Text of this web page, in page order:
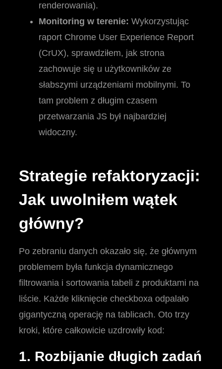
renderowania).
Monitoring w terenie: Wykorzystując
raport Chrome User Experience Report
(CrUX), sprawdziłem, jak strona
zachowuje się u użytkowników ze
słabszymi urządzeniami mobilnymi. To
tam problem z długim czasem
przetwarzania JS był najbardziej
widoczny.
Strategie refaktoryzacji:
Jak uwolniłem wątek
główny?
Po zebraniu danych okazało się, że głównym
problemem była funkcja dynamicznego
filtrowania i sortowania tabeli z produktami na
liście. Każde kliknięcie checkboxa odpalało
gigantyczną operację na tablicach. Oto trzy
kroki, które całkowicie uzdrowiły kod:
1. Rozbijanie długich zadań